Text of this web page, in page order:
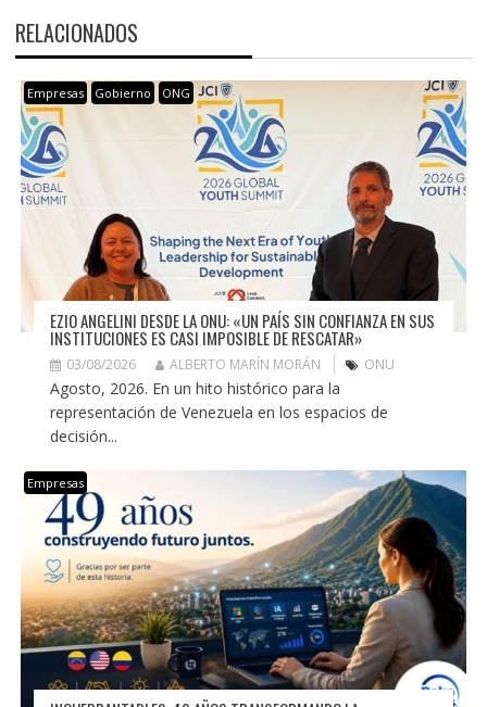
RELACIONADOS
Empresas Gobierno ONG
EZIO ANGELINI DESDE LA ONU: «UN PAÍS SIN CONFIANZA EN SUS
INSTITUCIONES ES CASI IMPOSIBLE DE RESCATAR»
03/08/2026 ALBERTO MARÍN MORÁN ONU
Agosto, 2026. En un hito histórico para la
representación de Venezuela en los espacios de
decisión...
Empresas